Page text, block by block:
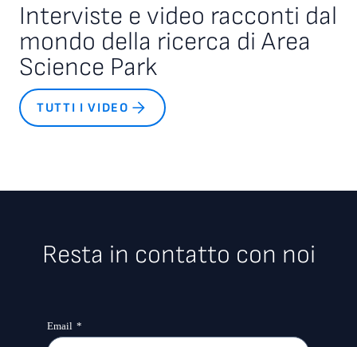
Interviste e video racconti dal
mondo della ricerca di Area
Science Park
TUTTI I VIDEO
Resta in contatto con noi